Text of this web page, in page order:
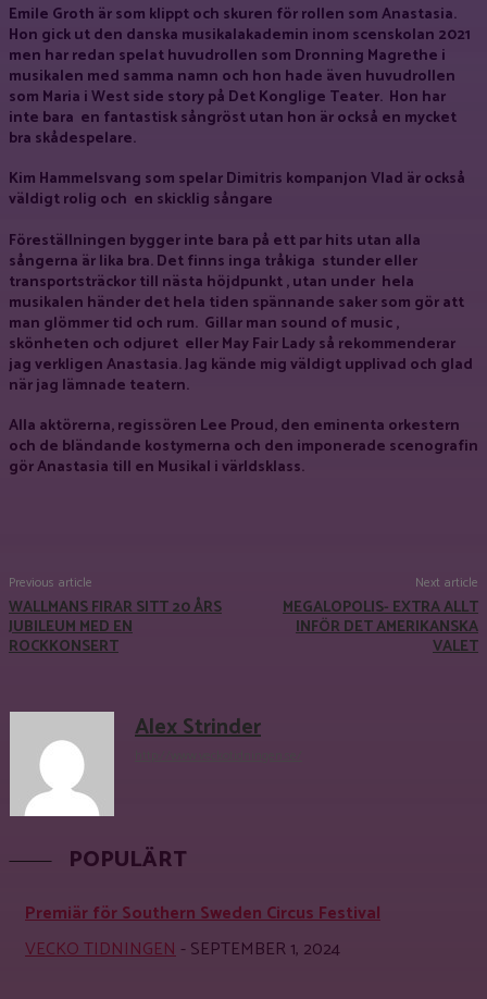
Emile Groth är som klippt och skuren för rollen som Anastasia.
Hon gick ut den danska musikalakademin inom scenskolan 2021
men har redan spelat huvudrollen som Dronning Magrethe i
musikalen med samma namn och hon hade även huvudrollen
som Maria i West side story på Det Konglige Teater. Hon har
inte bara en fantastisk sångröst utan hon är också en mycket
bra skådespelare.
Kim Hammelsvang som spelar Dimitris kompanjon Vlad är också
väldigt rolig och en skicklig sångare
Föreställningen bygger inte bara på ett par hits utan alla
sångerna är lika bra. Det finns inga tråkiga stunder eller
transportsträckor till nästa höjdpunkt , utan under hela
musikalen händer det hela tiden spännande saker som gör att
man glömmer tid och rum. Gillar man sound of music ,
skönheten och odjuret eller May Fair Lady så rekommenderar
jag verkligen Anastasia. Jag kände mig väldigt upplivad och glad
när jag lämnade teatern.
Alla aktörerna, regissören Lee Proud, den eminenta orkestern
och de bländande kostymerna och den imponerade scenografin
gör Anastasia till en Musikal i världsklass.
Previous article
WALLMANS FIRAR SITT 20 ÅRS
JUBILEUM MED EN
ROCKKONSERT
Next article
MEGALOPOLIS- EXTRA ALLT
INFÖR DET AMERIKANSKA
VALET
Alex Strinder
POPULÄRT
Premiär för Southern Sweden Circus Festival
VECKO TIDNINGEN-SEPTEMBER 1, 2024